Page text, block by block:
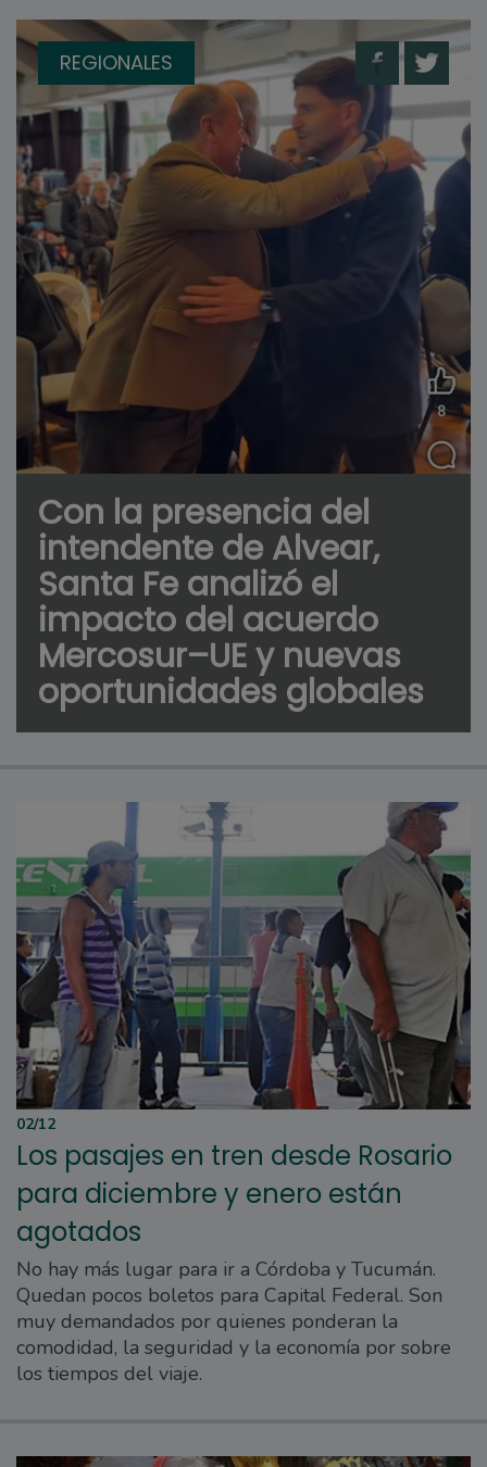
REGIONALES
Con la presencia del
intendente de Alvear,
Santa Fe analizó el
impacto del acuerdo
Mercosur–UE y nuevas
oportunidades globales
02/12
Los pasajes en tren desde Rosario
para diciembre y enero están
agotados
No hay más lugar para ir a Córdoba y Tucumán.
Quedan pocos boletos para Capital Federal. Son
muy demandados por quienes ponderan la
comodidad, la seguridad y la economía por sobre
los tiempos del viaje.